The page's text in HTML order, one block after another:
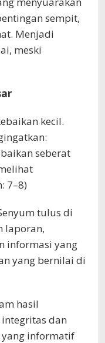
sempit,
Menjadi
meski
kecil.
seberat
7–8)
tulus di
laporan,
informasi yang
yang bernilai di
hasil
integritas dan
informatif